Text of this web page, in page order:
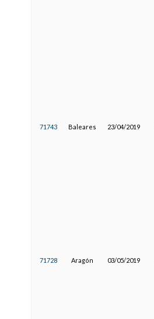
71743 Baleares 23/04/2019
71728 Aragón 03/05/2019